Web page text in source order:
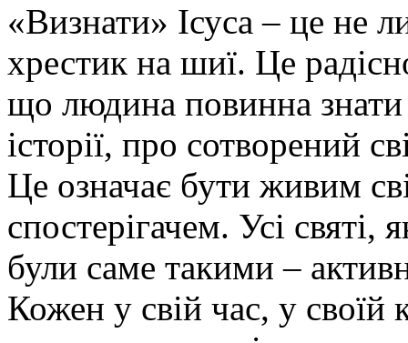
«Визнати» Ісуса – це не
хрестик на шиї. Це
що людина повинна знати
історії, про сотворений
Це означає бути живим
спостерігачем. Усі
були саме такими –
Кожен у свій час, у своїй